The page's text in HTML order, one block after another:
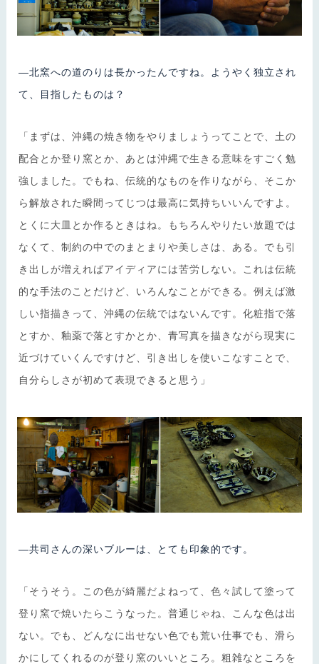
―北窯への道のりは長かったんですね。ようやく独立され
て、目指したものは？
「まずは、沖縄の焼き物をやりましょうってことで、土の
配合とか登り窯とか、あとは沖縄で生きる意味をすごく勉
強しました。でもね、伝統的なものを作りながら、そこか
ら解放された瞬間ってじつは最高に気持ちいいんですよ。
とくに大皿とか作るときはね。もちろんやりたい放題では
なくて、制約の中でのまとまりや美しさは、ある。でも引
き出しが増えればアイディアには苦労しない。これは伝統
的な手法のことだけど、いろんなことができる。例えば激
しい指描きって、沖縄の伝統ではないんです。化粧指で落
とすか、釉薬で落とすかとか、青写真を描きながら現実に
近づけていくんですけど、引き出しを使いこなすことで、
自分らしさが初めて表現できると思う」
―共司さんの深いブルーは、とても印象的です。
「そうそう。この色が綺麗だよねって、色々試して塗って
登り窯で焼いたらこうなった。普通じゃね、こんな色は出
ない。でも、どんなに出せない色でも荒い仕事でも、滑ら
かにしてくれるのが登り窯のいいところ。粗雑なところを